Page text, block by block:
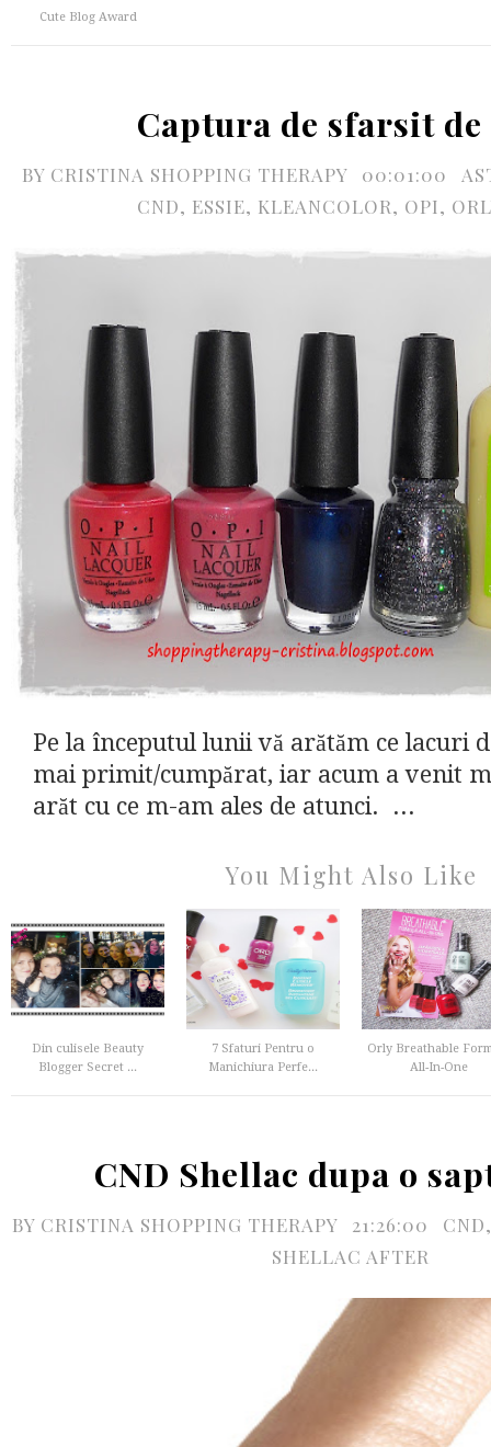
Cute Blog Award
Captura de sfarsit
BY CRISTINA SHOPPING THERAPY 00:01:00
CND, ESSIE, KLEANCOLOR, OPI,
Pe la începutul lunii vă arătăm ce lacuri
mai primit/cumpărat, iar acum a venit
arăt cu ce m-am ales de atunci. ...
You Might Also Like
Din culisele Beauty
Blogger Secret ...
7 Sfaturi Pentru o
Manichiura Perfe...
Orly Breathable
All-In-One
CND Shellac dupa o
BY CRISTINA SHOPPING THERAPY 21:26:00 CND
SHELLAC AFTER